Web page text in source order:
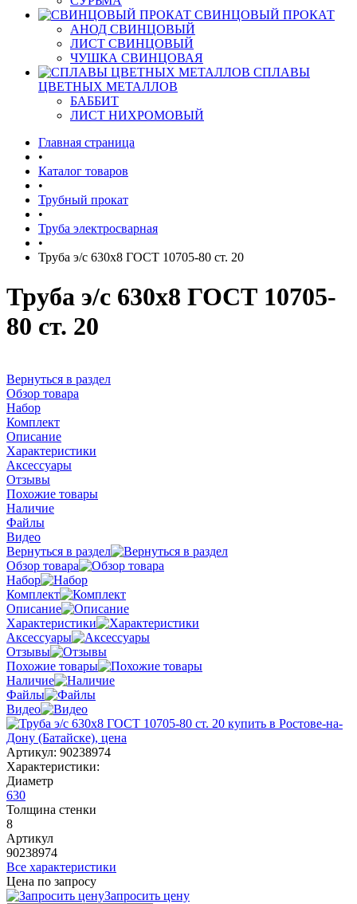
СВИНЦОВЫЙ ПРОКАТ
АНОД СВИНЦОВЫЙ
ЛИСТ СВИНЦОВЫЙ
ЧУШКА СВИНЦОВАЯ
СПЛАВЫ
ЦВЕТНЫХ МЕТАЛЛОВ
БАББИТ
ЛИСТ НИХРОМОВЫЙ
Главная страница
•
Каталог товаров
•
Трубный прокат
•
Труба электросварная
•
Труба э/с 630х8 ГОСТ 10705-80 ст. 20
Труба э/с 630х8 ГОСТ 10705-
80 ст. 20
Вернуться в раздел
Обзор товара
Набор
Комплект
Описание
Характеристики
Аксессуары
Отзывы
Похожие товары
Наличие
Файлы
Видео
Вернуться в раздел
Обзор товара
Набор
Комплект
Описание
Характеристики
Аксессуары
Отзывы
Похожие товары
Наличие
Файлы
Видео
Артикул: 90238974
Характеристики:
Диаметр
630
Толщина стенки
8
Артикул
90238974
Все характеристики
Цена по запросу
Запросить цену